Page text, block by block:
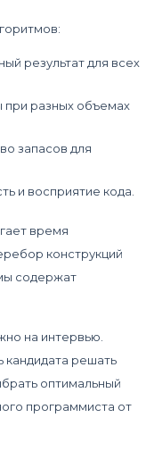
результат для всех
разных объемах
запасов для
и восприятие кода.
время
конструкций
содержат
на интервью.
решать
оптимальный
программиста от